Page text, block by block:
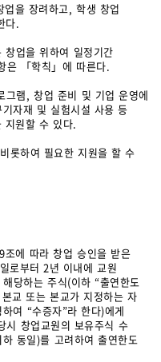
을 장려하고, 학생 창업
다.
업을 위하여 일정기간
은 「학칙」에 따른다.
램, 창업 준비 및 기업 운영에
자재 및 실험시설 사용 등
지원할 수 있다.
롯하여 필요한 지원을 할 수
에 따라 창업 승인을 받은
로부터 2년 이내에 교원
당하는 주식(이하 “출연한도
교 또는 본교가 지정하는 자
여 “수증자”라 한다)에게
시 창업교원의 보유주식 수
동일)를 고려하여 출연한도